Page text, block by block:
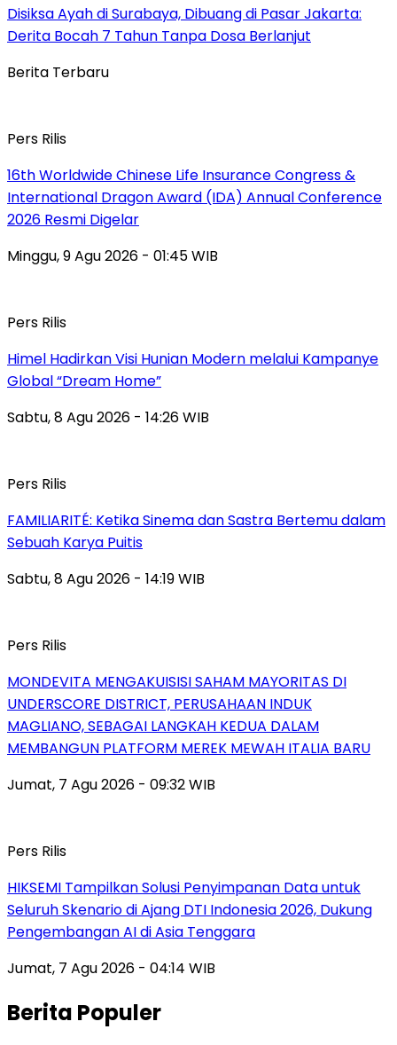
Disiksa Ayah di Surabaya, Dibuang di Pasar Jakarta:
Derita Bocah 7 Tahun Tanpa Dosa Berlanjut
Berita Terbaru
Pers Rilis
16th Worldwide Chinese Life Insurance Congress &
International Dragon Award (IDA) Annual Conference
2026 Resmi Digelar
Minggu, 9 Agu 2026 - 01:45 WIB
Pers Rilis
Himel Hadirkan Visi Hunian Modern melalui Kampanye
Global “Dream Home”
Sabtu, 8 Agu 2026 - 14:26 WIB
Pers Rilis
FAMILIARITÉ: Ketika Sinema dan Sastra Bertemu dalam
Sebuah Karya Puitis
Sabtu, 8 Agu 2026 - 14:19 WIB
Pers Rilis
MONDEVITA MENGAKUISISI SAHAM MAYORITAS DI
UNDERSCORE DISTRICT, PERUSAHAAN INDUK
MAGLIANO, SEBAGAI LANGKAH KEDUA DALAM
MEMBANGUN PLATFORM MEREK MEWAH ITALIA BARU
Jumat, 7 Agu 2026 - 09:32 WIB
Pers Rilis
HIKSEMI Tampilkan Solusi Penyimpanan Data untuk
Seluruh Skenario di Ajang DTI Indonesia 2026, Dukung
Pengembangan AI di Asia Tenggara
Jumat, 7 Agu 2026 - 04:14 WIB
Berita Populer